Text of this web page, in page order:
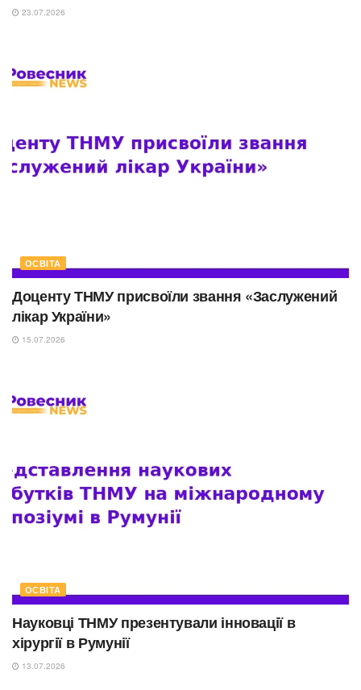
23.07.2026
ОСВІТА
Доценту ТНМУ присвоїли звання «Заслужений
лікар України»
15.07.2026
ОСВІТА
Науковці ТНМУ презентували інновації в
хірургії в Румунії
13.07.2026